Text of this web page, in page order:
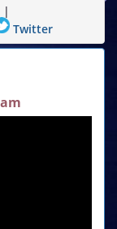
|
Twitter